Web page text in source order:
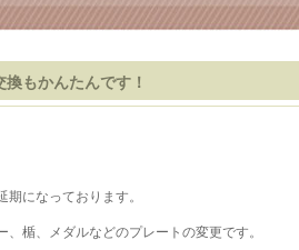
もかんたんです！
になっております。
楯、メダルなどのプレートの変更です。